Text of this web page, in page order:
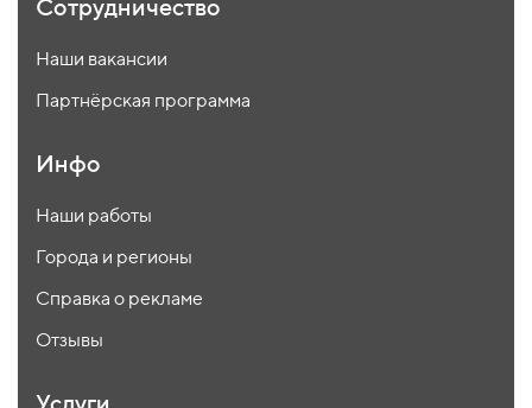
Сотрудничество
Наши вакансии
Партнёрская программа
Инфо
Наши работы
Города и регионы
Справка о рекламе
Отзывы
Услуги